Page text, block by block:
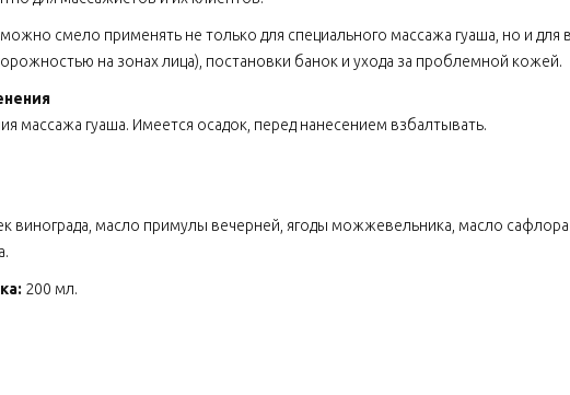
смело применять не только для специального массажа гуаша, но и для
на зонах лица), постановки банок и ухода за проблемной кожей.
массажа гуаша. Имеется осадок, перед нанесением взбалтывать.
винограда, масло примулы вечерней, ягоды можжевельника, масло сафлора
200 мл.